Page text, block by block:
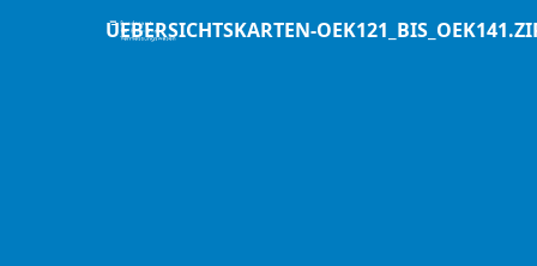
UEBERSICHTSKARTEN-